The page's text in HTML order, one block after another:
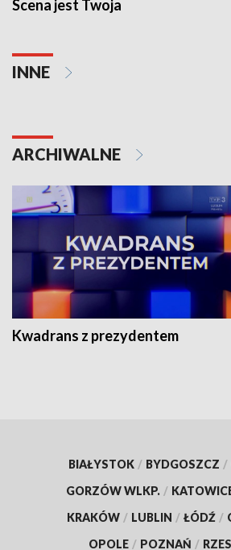
Scena jest Twoja
INNE
ARCHIWALNE
Kwadrans z prezydentem
BIAŁYSTOK / BYDGOSZCZ /
GORZÓW WLKP. /
KRAKÓW / LUBLIN / ŁÓDŹ /
OPOLE / POZNAŃ /